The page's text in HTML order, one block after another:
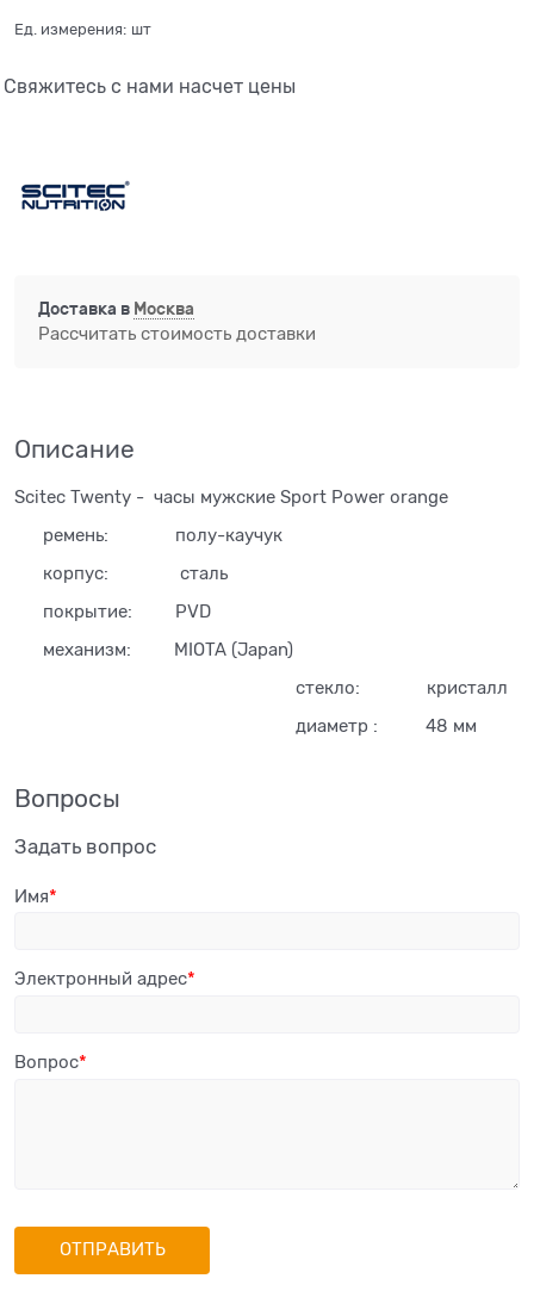
Ед. измерения: шт
Свяжитесь с нами насчет цены
Доставка в Москва
Рассчитать стоимость доставки
Описание
Scitec Twenty - часы мужские Sport Power orange
ремень: полу-каучук
корпус: сталь
покрытие: PVD
механизм: MIOTA (Japan)
стекло: кристалл
диаметр : 48 мм
Вопросы
Задать вопрос
Имя
Электронный адрес
Вопрос